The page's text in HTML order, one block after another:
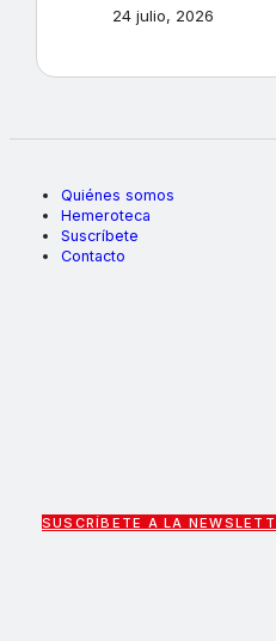
24 julio, 2026
Quiénes somos
Hemeroteca
Suscríbete
Contacto
SUSCRÍBETE A LA